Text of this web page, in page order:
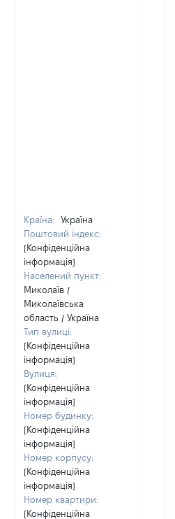
Країна:
Україна
Поштовий індекс:
[Конфіденційна
інформація]
Населений пункт:
Миколаїв /
Миколаївська
область / Україна
Тип вулиці:
[Конфіденційна
інформація]
Вулиця:
[Конфіденційна
інформація]
Номер будинку:
[Конфіденційна
інформація]
Номер корпусу:
[Конфіденційна
інформація]
Номер квартири:
[Конфіденційна